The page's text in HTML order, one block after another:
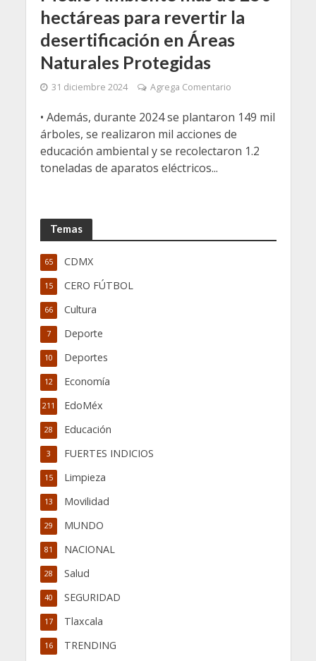
hectáreas para revertir la
desertificación en Áreas
Naturales Protegidas
31 diciembre 2024 Agrega Comentario
• Además, durante 2024 se plantaron 149 mil
árboles, se realizaron mil acciones de
educación ambiental y se recolectaron 1.2
toneladas de aparatos eléctricos...
Temas
CDMX
65
CERO FÚTBOL
15
Cultura
66
Deporte
7
Deportes
10
Economía
12
EdoMéx
211
Educación
28
FUERTES INDICIOS
3
Limpieza
15
Movilidad
13
MUNDO
29
NACIONAL
81
Salud
28
SEGURIDAD
40
Tlaxcala
17
TRENDING
16